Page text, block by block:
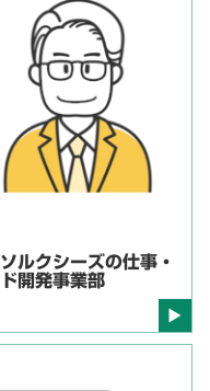
ルクシーズの仕事・
開発事業部